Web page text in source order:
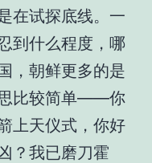
在试探底线。一
到什么程度，哪
，朝鲜更多的是
比较简单——你
上天仪式，你好
？我已磨刀霍